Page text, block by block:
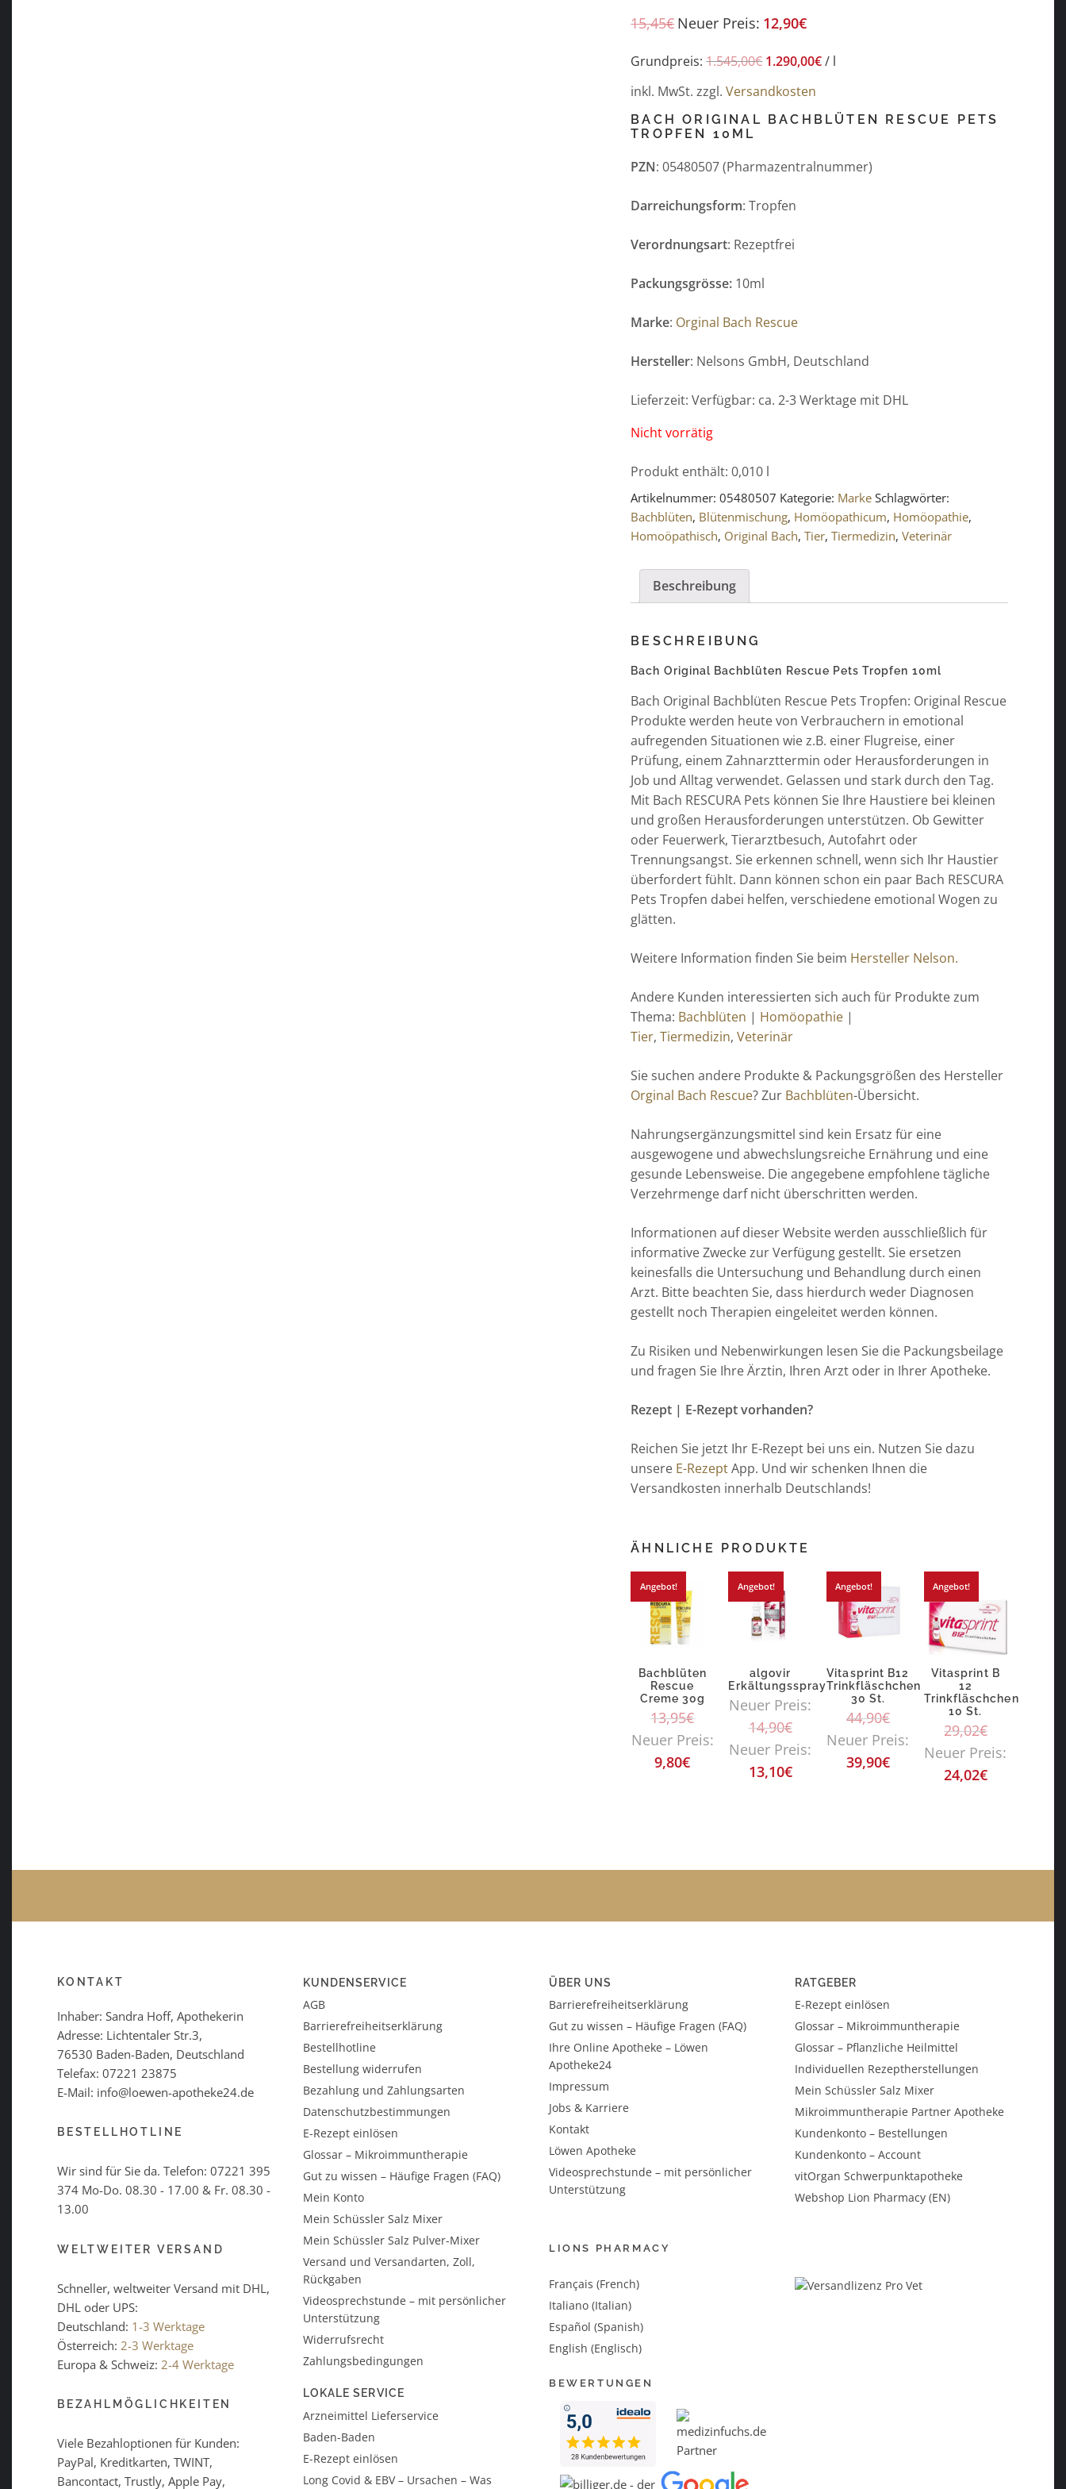
15,45€Neuer Preis: 12,90€
Grundpreis:1.545,00€ 1.290,00€/ l
inkl. MwSt. zzgl.Versandkosten
BACH ORIGINAL BACHBLÜTEN RESCUE PETS
TROPFEN 10ML
PZN:05480507(Pharmazentralnummer)
Darreichungsform: Tropfen
Verordnungsart: Rezeptfrei
Packungsgrösse: 10ml
Marke: Orginal Bach Rescue
Hersteller: Nelsons GmbH, Deutschland
Lieferzeit: Verfügbar: ca. 2-3 Werktage mit DHL
Nicht vorrätig
Produkt enthält: 0,010 l
Artikelnummer:05480507 Kategorie: Marke Schlagwörter:
Bachblüten, Blütenmischung, Homöopathicum, Homöopathie,
Homoöpathisch, Original Bach,Tier,Tiermedizin,Veterinär
Beschreibung
BESCHREIBUNG
Bach Original Bachblüten Rescue Pets Tropfen 10ml
Bach Original Bachblüten Rescue Pets Tropfen: Original Rescue
Produkte werden heute von Verbrauchern in emotional
aufregenden Situationen wie z.B. einer Flugreise, einer
Prüfung, einem Zahnarzttermin oder Herausforderungen in
Job und Alltag verwendet. Gelassen und stark durch den Tag.
Mit Bach RESCURA Pets können Sie Ihre Haustiere bei kleinen
und großen Herausforderungen unterstützen. Ob Gewitter
oder Feuerwerk, Tierarztbesuch, Autofahrt oder
Trennungsangst. Sie erkennen schnell, wenn sich Ihr Haustier
überfordert fühlt. Dann können schon ein paar Bach RESCURA
Pets Tropfen dabei helfen, verschiedene emotional Wogen zu
glätten.
Weitere Information finden Sie beim Hersteller Nelson.
Andere Kunden interessierten sich auch für Produkte zum
Thema: Bachblüten | Homöopathie |
Tier,Tiermedizin,Veterinär
Sie suchen andere Produkte & Packungsgrößen des Hersteller
Orginal Bach Rescue? Zur Bachblüten-Übersicht.
Nahrungsergänzungsmittel sind kein Ersatz für eine
ausgewogene und abwechslungsreiche Ernährung und eine
gesunde Lebensweise. Die angegebene empfohlene tägliche
Verzehrmenge darf nicht überschritten werden.
Informationen auf dieser Website werden ausschließlich für
informative Zwecke zur Verfügung gestellt. Sie ersetzen
keinesfalls die Untersuchung und Behandlung durch einen
Arzt. Bitte beachten Sie, dass hierdurch weder Diagnosen
gestellt noch Therapien eingeleitet werden können.
Zu Risiken und Nebenwirkungen lesen Sie die Packungsbeilage
und fragen Sie Ihre Ärztin, Ihren Arzt oder in Ihrer Apotheke.
Rezept | E-Rezept vorhanden?
Reichen Sie jetzt Ihr E-Rezept bei uns ein. Nutzen Sie dazu
unsere E-RezeptApp. Und wir schenken Ihnen die
Versandkosten innerhalb Deutschlands!
ÄHNLICHE PRODUKTE
Angebot!
Bachblüten
Rescue
Creme 30g
13,95€
Neuer Preis:
9,80€
Angebot!
algovir
Erkältungsspray
Neuer Preis:
14,90€
Neuer Preis:
13,10€
Angebot!
Vitasprint B12
Trinkfläschchen
30 St.
44,90€
Neuer Preis:
39,90€
Angebot!
Vitasprint B
12
Trinkfläschchen
10 St.
29,02€
Neuer Preis:
24,02€
KONTAKT
Inhaber: Sandra Hoff, Apothekerin
Adresse: Lichtentaler Str.3,
76530 Baden-Baden, Deutschland
Telefax: 07221 23875
E-Mail: info@loewen-apotheke24.de
BESTELLHOTLINE
Wir sind für Sie da. Telefon: 07221 395
374 Mo-Do. 08.30 - 17.00 & Fr. 08.30 -
13.00
WELTWEITER VERSAND
Schneller, weltweiter Versand mit DHL,
DHL oder UPS:
Deutschland: 1-3 Werktage
Österreich: 2-3 Werktage
Europa & Schweiz: 2-4 Werktage
BEZAHLMÖGLICHKEITEN
Viele Bezahloptionen für Kunden:
PayPal, Kreditkarten, TWINT,
Bancontact, Trustly, Apple Pay,
KUNDENSERVICE
AGB
Barrierefreiheitserklärung
Bestellhotline
Bestellung widerrufen
Bezahlung und Zahlungsarten
Datenschutzbestimmungen
E-Rezept einlösen
Glossar – Mikroimmuntherapie
Gut zu wissen – Häufige Fragen (FAQ)
Mein Konto
Mein Schüssler Salz Mixer
Mein Schüssler Salz Pulver-Mixer
Versand und Versandarten, Zoll,
Rückgaben
Videosprechstunde – mit persönlicher
Unterstützung
Widerrufsrecht
Zahlungsbedingungen
LOKALE SERVICE
Arzneimittel Lieferservice
Baden-Baden
E-Rezept einlösen
Long Covid & EBV – Ursachen – Was
ÜBER UNS
Barrierefreiheitserklärung
Gut zu wissen – Häufige Fragen (FAQ)
Ihre Online Apotheke – Löwen
Apotheke24
Impressum
Jobs & Karriere
Kontakt
Löwen Apotheke
Videosprechstunde – mit persönlicher
Unterstützung
LIONS PHARMACY
Français (French)
Italiano (Italian)
Español (Spanish)
English (Englisch)
BEWERTUNGEN
RATGEBER
E-Rezept einlösen
Glossar – Mikroimmuntherapie
Glossar – Pflanzliche Heilmittel
Individuellen Rezeptherstellungen
Mein Schüssler Salz Mixer
Mikroimmuntherapie Partner Apotheke
Kundenkonto – Bestellungen
Kundenkonto – Account
vitOrgan Schwerpunktapotheke
Webshop Lion Pharmacy (EN)